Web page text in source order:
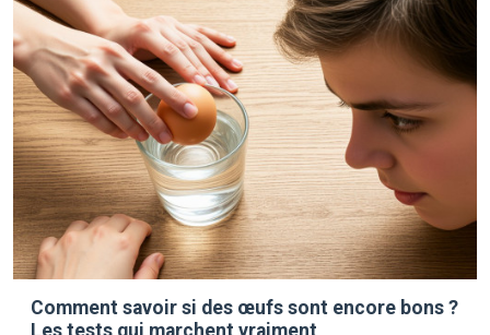
Comment savoir si des œufs sont encore bons ?
Les tests qui marchent vraiment